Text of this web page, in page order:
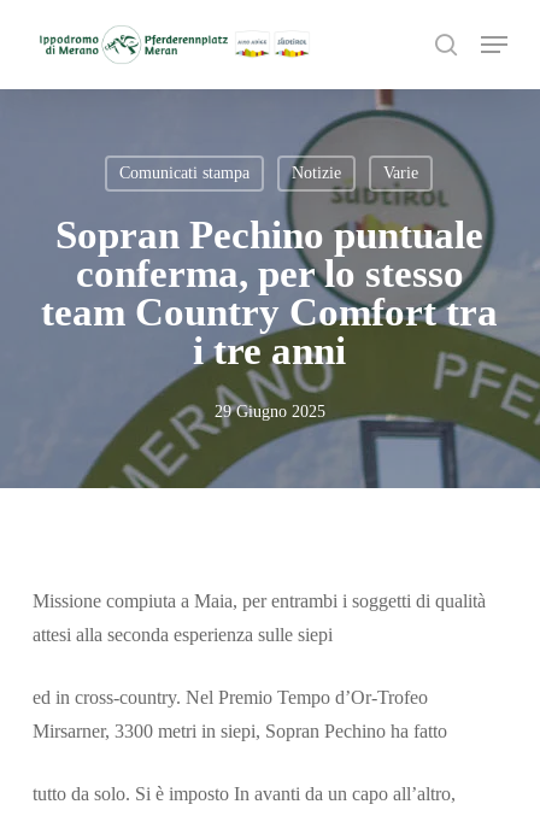
search
Menu
Cerca
Comunicati stampa Notizie Varie
Sopran Pechino puntuale
conferma, per lo stesso
team Country Comfort tra
i tre anni
29 Giugno 2025
Missione compiuta a Maia, per entrambi i soggetti di qualità
attesi alla seconda esperienza sulle siepi
ed in cross-country. Nel Premio Tempo d’Or-Trofeo
Mirsarner, 3300 metri in siepi, Sopran Pechino ha fatto
tutto da solo. Si è imposto In avanti da un capo all’altro,